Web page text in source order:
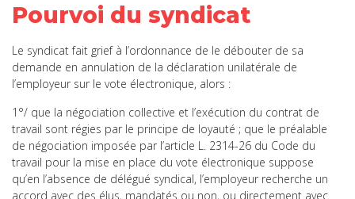
Pourvoi du syndicat
Le syndicat fait grief à l’ordonnance de le débouter de sa
demande en annulation de la déclaration unilatérale de
l’employeur sur le vote électronique, alors :
1°/ que la négociation collective et l’exécution du contrat de
travail sont régies par le principe de loyauté ; que le préalable
de négociation imposée par l’article L. 2314-26 du Code du
travail pour la mise en place du vote électronique suppose
qu’en l’absence de délégué syndical, l’employeur recherche un
accord avec des élus, mandatés ou non, ou directement avec